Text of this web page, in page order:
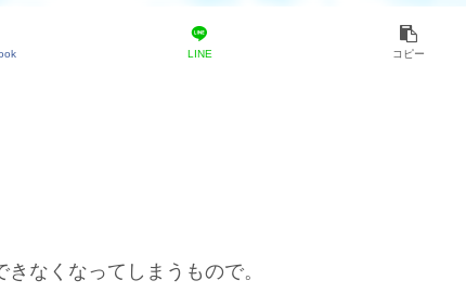
LINE コピー
なくなってしまうもので。